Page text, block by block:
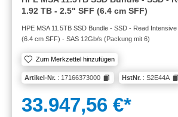
1.92 TB - 2.5" SFF (6.4 cm SFF)
HPE MSA 11.5TB SSD Bundle - SSD - Read
(6.4 cm SFF) - SAS 12Gb/s (Packung mit 6)
Zum Merkzettel hinzufügen
Artikel-Nr. : 17166373000 HstNr. : S2E44A
33.947,56 €*